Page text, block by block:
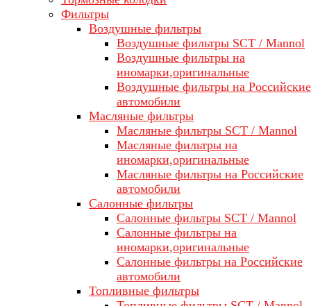
Фильтры
Воздушные фильтры
Воздушные фильтры SCT / Mannol
Воздушные фильтры на
иномарки,оригинальные
Воздушные фильтры на Российские
автомобили
Масляные фильтры
Масляные фильтры SCT / Mannol
Масляные фильтры на
иномарки,оригинальные
Масляные фильтры на Российские
автомобили
Салонные фильтры
Салонные фильтры SCT / Mannol
Салонные фильтры на
иномарки,оригинальные
Салонные фильтры на Российские
автомобили
Топливные фильтры